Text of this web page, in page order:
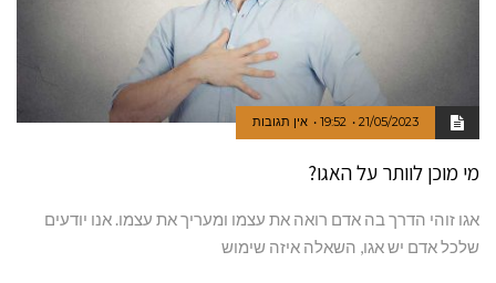
21/05/2023
19:52 אין תגובות
מי מוכן לוותר על האגו?
אגו זוהי הדרך בה אדם רואה את עצמו ומעריך את עצמו. אנו יודעים
שלכל אדם יש אגו, השאלה איזה שימוש